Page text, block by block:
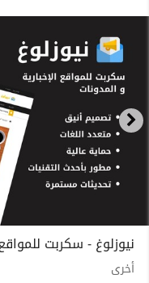
نيوزلوغ - سكربت
أخرى